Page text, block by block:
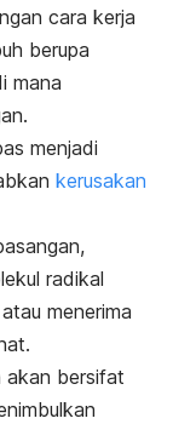
cara kerja
berupa
mana
menjadi
kerusakan
radikal
menerima
akan bersifat